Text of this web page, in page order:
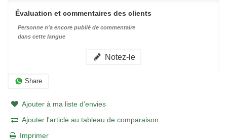
Évaluation et commentaires des clients
Personne n'a encore publié de commentaire
dans cette langue
Notez-le
Share
Ajouter à ma liste d'envies
Ajouter l'article au tableau de comparaison
Imprimer